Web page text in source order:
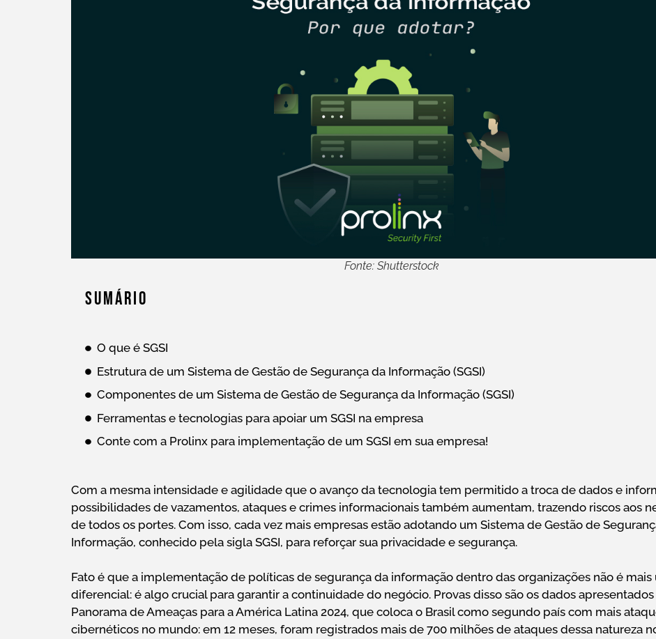
Fonte: Shutterstock
Sumário
O que é SGSI
Estrutura de um Sistema de Gestão de Segurança da Informação (SGSI)
Componentes de um Sistema de Gestão de Segurança da Informação (SGSI)
Ferramentas e tecnologias para apoiar um SGSI na empresa
Conte com a Prolinx para implementação de um SGSI em sua empresa!
Com a mesma intensidade e agilidade que o avanço da tecnologia tem permitido a troca de dados e
possibilidades de vazamentos, ataques e crimes informacionais também aumentam, trazendo riscos aos
de todos os portes. Com isso, cada vez mais empresas estão adotando um Sistema de Gestão de
Informação, conhecido pela sigla SGSI, para reforçar sua privacidade e segurança.
Fato é que a implementação de políticas de segurança da informação dentro das organizações não é mais
diferencial: é algo crucial para garantir a continuidade do negócio. Provas disso são os dados
Panorama de Ameaças para a América Latina 2024, que coloca o Brasil como segundo país com mais
cibernéticos no mundo: em 12 meses, foram registrados mais de 700 milhões de ataques dessa natureza